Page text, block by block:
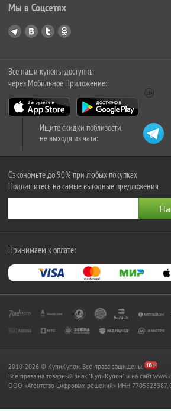
Мы в Соцсетях
Все наши купоны доступны
через Мобильное Приложение:
Ищите скидки поблизости,
не выходя из чата:
Сэкономьте до 90% при любых покупках
Подпишитесь на самые выгодные предложения
Принимаем к оплате:
2010-2026 © КупиКупон. Все права защищены.
Все права на товарный знак "КупиКупон" и на сайт
OOO «Агентство цифровых решений» ИНН